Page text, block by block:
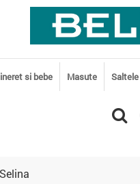
si bebe Masute Saltele